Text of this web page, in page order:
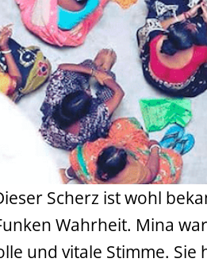
Scherz ist wohl
Wahrheit. Mina
und vitale Stimme.